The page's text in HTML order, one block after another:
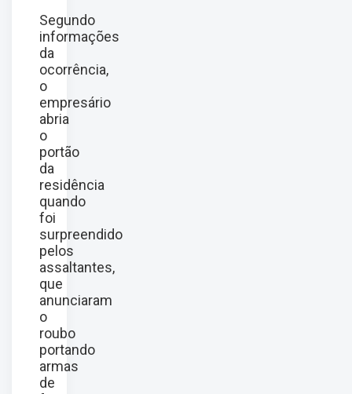
Segundo
informações
da
ocorrência,
o
empresário
abria
o
portão
da
residência
quando
foi
surpreendido
pelos
assaltantes,
que
anunciaram
o
roubo
portando
armas
de